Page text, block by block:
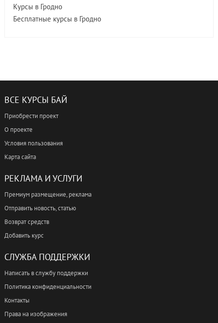
Курсы в Гродно
Бесплатные курсы в Гродно
ВСЕ КУРСЫ БАЙ
Приобрести проект
О проекте
Условия пользования
Карта сайта
РЕКЛАМА И УСЛУГИ
Премиум размещение, реклама
Отправить новость, статью
Возврат средств
Добавить курс
СЛУЖБА ПОДДЕРЖКИ
Написать в службу поддержки
Политика конфиденциальности
Контакты
Права на изображения